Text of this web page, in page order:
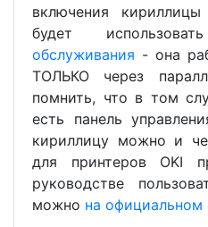
включения
будет
обслуживания - она
ТОЛЬКО через
помнить, что в том
есть панель
кириллицу можно и
для принтеров OKI
руководстве
можно на официальном